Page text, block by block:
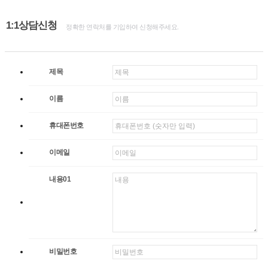
1:1상담신청 정확한 연락처를 기입하여 신청해주세요.
제목
이름
휴대폰번호
이메일
내용01
비밀번호